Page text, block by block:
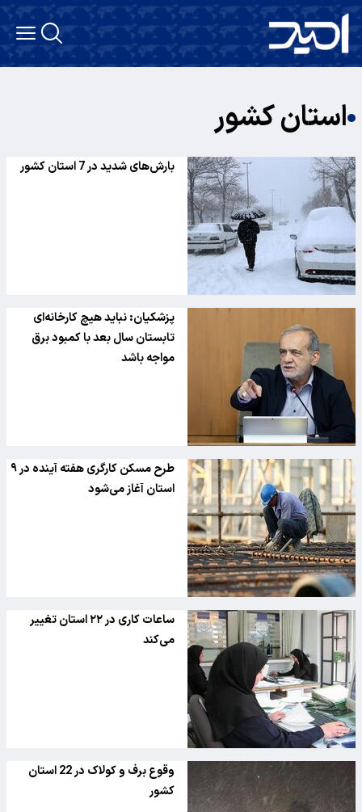
استان کشور
بارش‌های شدید در 7 استان کشور
پزشکیان: نباید هیچ کارخانه‌ای
تابستان سال بعد با کمبود برق
مواجه باشد
طرح مسکن کارگری هفته آینده در ۹
استان آغاز می‌شود
ساعات کاری در ۲۲ استان تغییر
می‌کند
وقوع برف و کولاک در 22 استان
کشور